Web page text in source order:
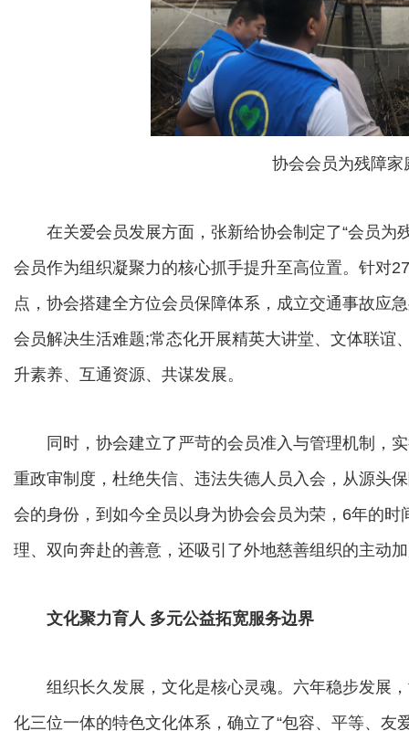
协会会员为残障家
在关爱会员发展方面，张新给协会制定了“会员为
会员作为组织凝聚力的核心抓手提升至高位置。针对
点，协会搭建全方位会员保障体系，成立交通事故应
会员解决生活难题;常态化开展精英大讲堂、文体联谊
升素养、互通资源、共谋发展。
同时，协会建立了严苛的会员准入与管理机制，实
重政审制度，杜绝失信、违法失德人员入会，从源头
会的身份，到如今全员以身为协会会员为荣，6年的
理、双向奔赴的善意，还吸引了外地慈善组织的主动
文化聚力育人 多元公益拓宽服务边界
组织长久发展，文化是核心灵魂。六年稳步发展，
化三位一体的特色文化体系，确立了“包容、平等、友